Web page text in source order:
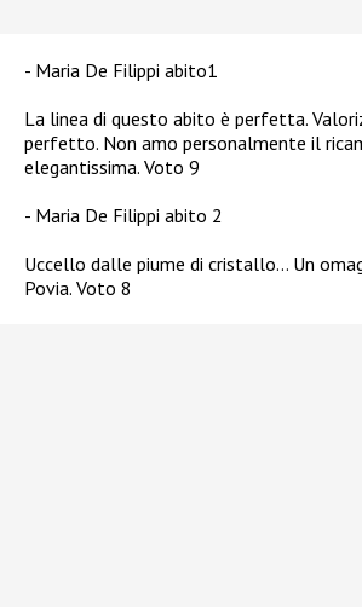
Maria De Filippi abito1
La linea di questo abito è perfetta.
perfetto. Non amo personalmente il
elegantissima. Voto 9
Maria De Filippi abito 2
Uccello dalle piume di cristallo… Un
Povia. Voto 8